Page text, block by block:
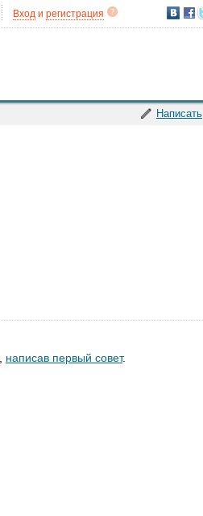
Вход и регистрация
Написать
написав первый совет.